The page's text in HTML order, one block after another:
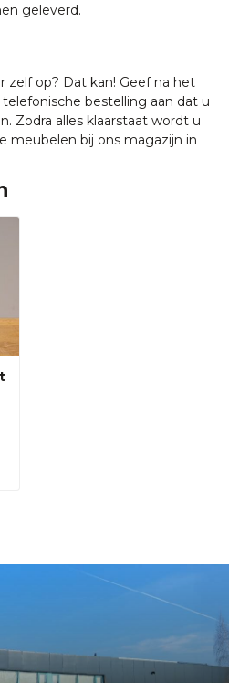
geleverd.
zelf op? Dat kan! Geef na het
bestelling aan dat u
Zodra alles klaarstaat wordt u
meubelen bij ons magazijn in